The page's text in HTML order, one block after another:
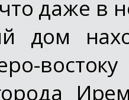
даже в
дом